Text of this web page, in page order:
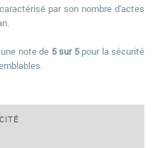
par son nombre d'actes
note de 5 sur 5pour la sécurité